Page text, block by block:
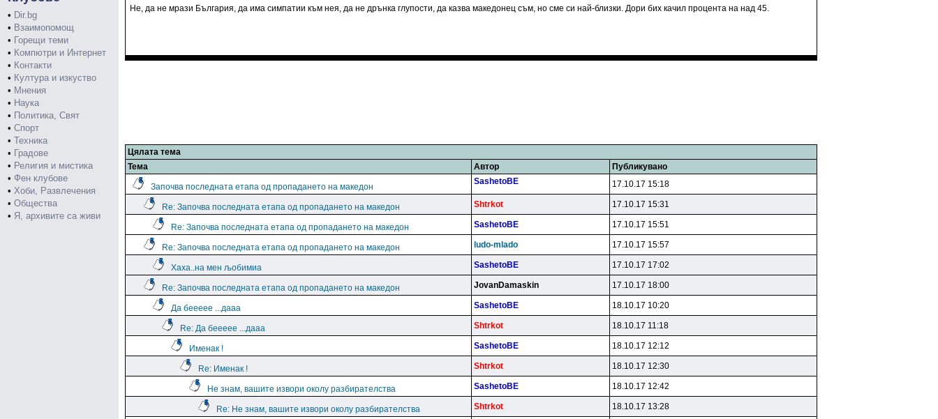
• Dir.bg
• Взаимопомощ
• Горещи теми
• Компютри и Интернет
• Контакти
• Култура и изкуство
• Мнения
• Наука
• Политика, Свят
• Спорт
• Техника
• Градове
• Религия и мистика
• Фен клубове
• Хоби, Развлечения
• Общества
• Я, архивите са живи
Не, да не мрази България, да има симпатии към нея, да не дрънка глупости, да казва македонец съм, но сме си най-близки. Дори бих качил процента на над 45.
Цялата тема
Тема
Автор Публикувано
Започва последната етапа од пропадането на македон
SashetoBE 17.10.17 15:18
Re: Започва последната етапа од пропадането на македон Shtrkot 17.10.17 15:31
Re: Започва последната етапа од пропадането на македон SashetoBE 17.10.17 15:51
Re: Започва последната етапа од пропадането на македон ludo-mlado 17.10.17 15:57
Хаха..на мен љобимиа SashetoBE 17.10.17 17:02
Re: Започва последната етапа од пропадането на македон JovanDamaskin 17.10.17 18:00
Да беееее ...дааа SashetoBE 18.10.17 10:20
Re: Да беееее ...дааа Shtrkot 18.10.17 11:18
Именак ! SashetoBE 18.10.17 12:12
Re: Именак ! Shtrkot 18.10.17 12:30
Не знам, вашите извори околу разбирателства SashetoBE 18.10.17 12:42
Re: Не знам, вашите извори околу разбирателства Shtrkot 18.10.17 13:28